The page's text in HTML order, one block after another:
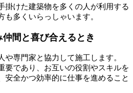
掛けた建築物を多くの人が利用する
も多くいらっしゃいます。
間と喜び合えるとき
や専門家と協力して施工します。
要であり、お互いの役割やスキルを
安全かつ効率的に仕事を進めること